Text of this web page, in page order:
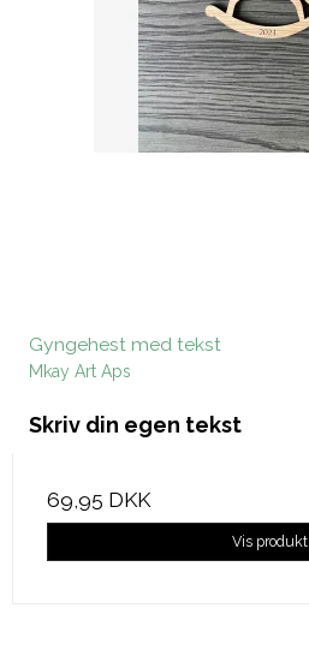
Gyngehest med tekst
Mkay Art Aps
Skriv din egen tekst
69,95 DKK
Vis produkt